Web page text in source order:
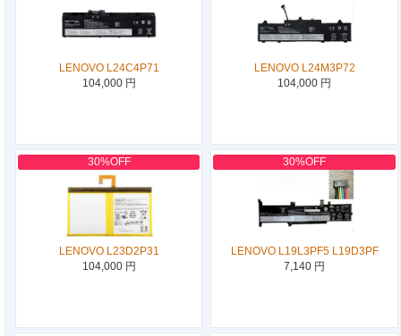
LENOVO L24C4P71
104,000 円
LENOVO L24M3P72
104,000 円
30%OFF
LENOVO L23D2P31
104,000 円
30%OFF
LENOVO L19L3PF5 L19D3PF
7,140 円